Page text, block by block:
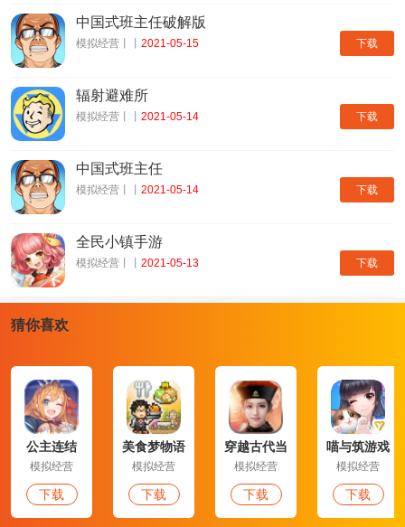
下载
中国式班主任破解版
模拟经营丨丨 2021-05-15
下载
辐射避难所
模拟经营丨丨 2021-05-14
下载
中国式班主任
模拟经营丨丨 2021-05-14
下载
全民小镇手游
模拟经营丨丨 2021-05-13
猜你喜欢
公主连结
模拟经营
下载
美食梦物语
最新版
模拟经营
下载
穿越古代当
大官
模拟经营
下载
喵与筑游戏
模拟经营
下载